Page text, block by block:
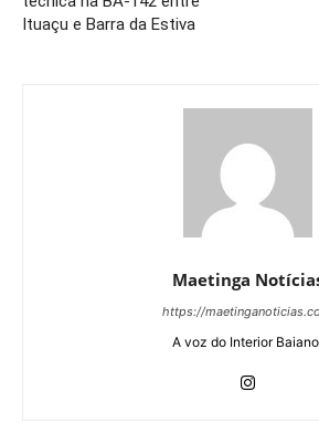
Ituaçu e Barra da Estiva
Maetinga
https://
A voz do Interior